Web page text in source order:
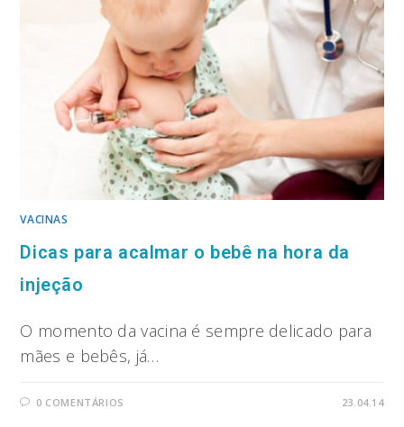
VACINAS
Dicas para acalmar o bebê na hora da
injeção
O momento da vacina é sempre delicado para
mães e bebês, já…
0 COMENTÁRIOS 23.04.14